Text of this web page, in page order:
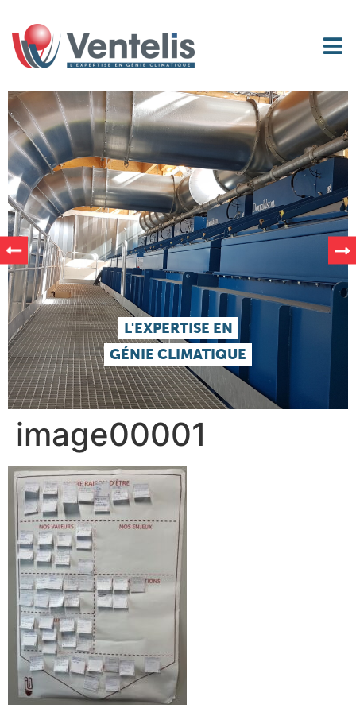
L'EXPERTISE EN
GÉNIE CLIMATIQUE
image00001